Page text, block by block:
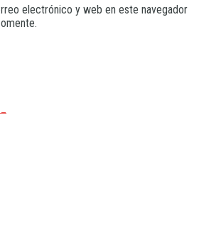
electrónico y web en este navegador